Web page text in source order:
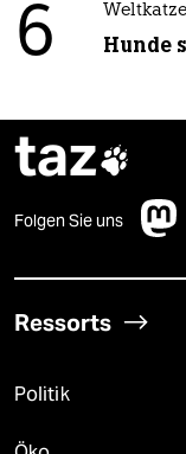
6 Hunde
taz
Folgen Sie uns
Ressorts
Politik